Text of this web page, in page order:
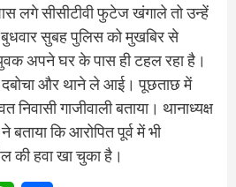
लगे सीसीटीवी फुटेज खंगाले तो उन्हें
सुबह पुलिस को मुखबिर से
अपने घर के पास ही टहल रहा है।
और थाने ले आई। पूछताछ में
गाजीवाली बताया। थानाध्यक्ष
बताया कि आरोपित पूर्व में भी
की हवा खा चुका है।